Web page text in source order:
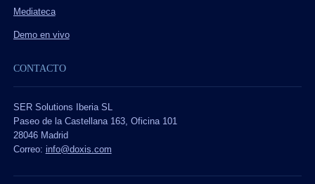
Mediateca
Demo en vivo
CONTACTO
SER Solutions Iberia SL
Paseo de la Castellana 163, Oficina 101
28046 Madrid
Correo: info@doxis.com